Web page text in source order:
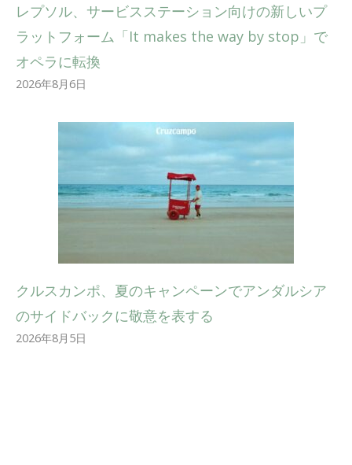
レプソル、サービスステーション向けの新しいプ
ラットフォーム「It makes the way by stop」で
オペラに転換
2026年8月6日
クルスカンポ、夏のキャンペーンでアンダルシア
のサイドバックに敬意を表する
2026年8月5日